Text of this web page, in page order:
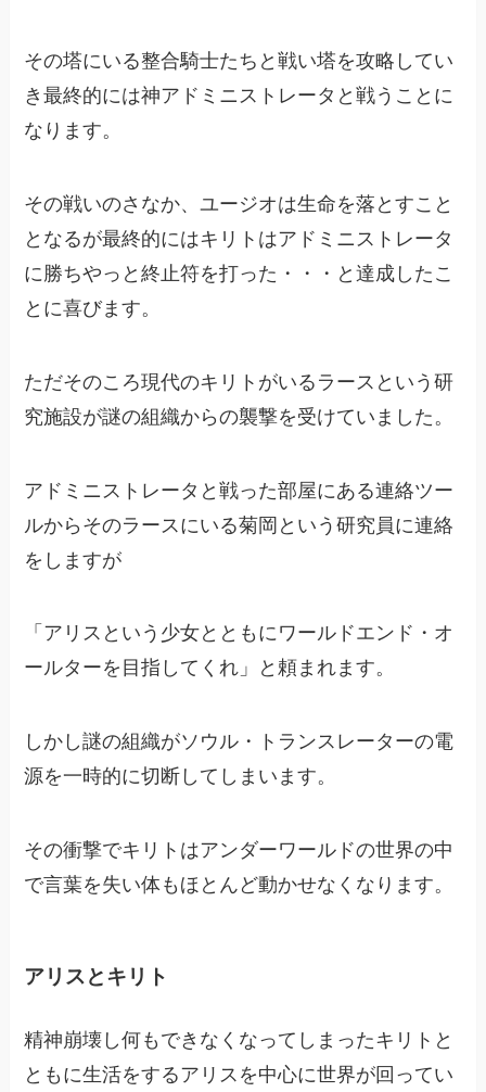
その塔にいる整合騎士たちと戦い塔を攻略してい
き最終的には神アドミニストレータと戦うことに
なります。
その戦いのさなか、ユージオは生命を落とすこと
となるが最終的にはキリトはアドミニストレータ
に勝ちやっと終止符を打った・・・と達成したこ
とに喜びます。
ただそのころ現代のキリトがいるラースという研
究施設が謎の組織からの襲撃を受けていました。
アドミニストレータと戦った部屋にある連絡ツー
ルからそのラースにいる菊岡という研究員に連絡
をしますが
「アリスという少女とともにワールドエンド・オ
ールターを目指してくれ」と頼まれます。
しかし謎の組織がソウル・トランスレーターの電
源を一時的に切断してしまいます。
その衝撃でキリトはアンダーワールドの世界の中
で言葉を失い体もほとんど動かせなくなります。
アリスとキリト
精神崩壊し何もできなくなってしまったキリトと
ともに生活をするアリスを中心に世界が回ってい